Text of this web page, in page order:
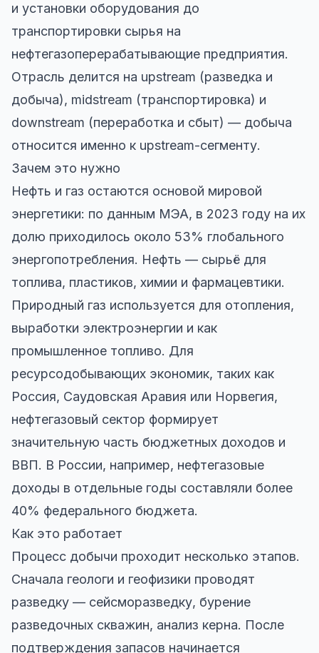
и установки оборудования до
транспортировки сырья на
нефтегазоперерабатывающие предприятия.
Отрасль делится на upstream (разведка и
добыча), midstream (транспортировка) и
downstream (переработка и сбыт) — добыча
относится именно к upstream-сегменту.
Зачем это нужно
Нефть и газ остаются основой мировой
энергетики: по данным МЭА, в 2023 году на их
долю приходилось около 53% глобального
энергопотребления. Нефть — сырьё для
топлива, пластиков, химии и фармацевтики.
Природный газ используется для отопления,
выработки электроэнергии и как
промышленное топливо. Для
ресурсодобывающих экономик, таких как
Россия, Саудовская Аравия или Норвегия,
нефтегазовый сектор формирует
значительную часть бюджетных доходов и
ВВП. В России, например, нефтегазовые
доходы в отдельные годы составляли более
40% федерального бюджета.
Как это работает
Процесс добычи проходит несколько этапов.
Сначала геологи и геофизики проводят
разведку — сейсморазведку, бурение
разведочных скважин, анализ керна. После
подтверждения запасов начинается